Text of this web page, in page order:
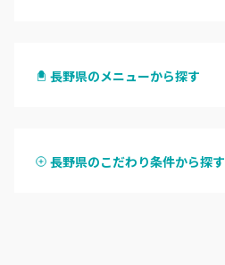
松本・塩尻
長野県のメニューから探す
ハンドスカルプ
長野県のこだわり条件から探す